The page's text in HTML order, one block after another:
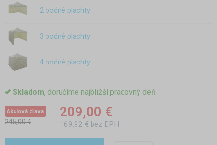
2 bočné plachty
3 bočné plachty
4 bočné plachty
Skladom, doručíme najbližší pracovný deň.
Akciová zľava
245,00 €
209,00 €
169,92 € bez DPH